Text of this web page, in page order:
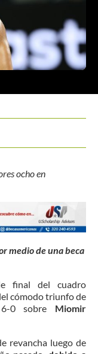
ocho en
medio de una beca
final del cuadro
cómodo triunfo de
0 sobre Miomir
revancha luego de